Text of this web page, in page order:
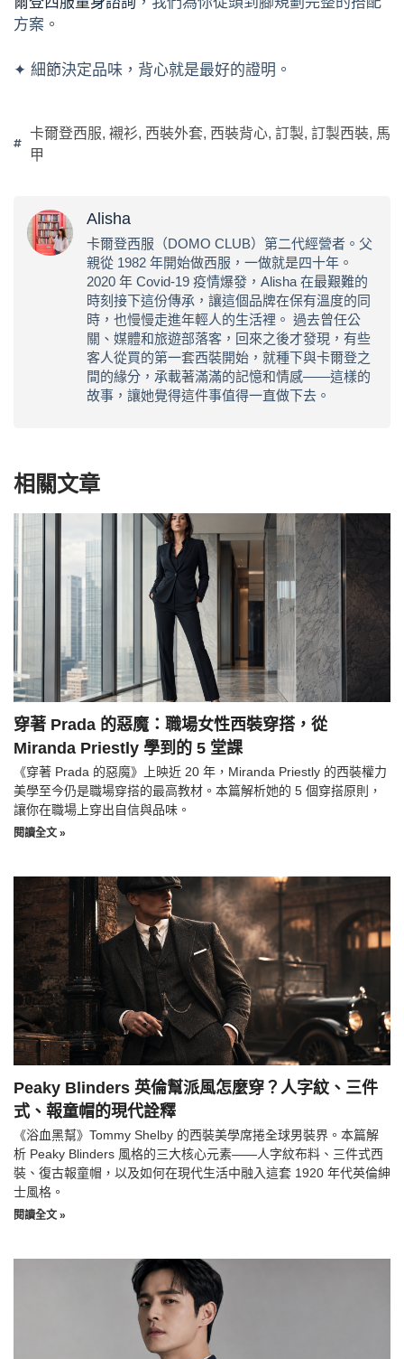
方案。
✦ 細節決定品味，背心就是最好的證明。
卡爾登西服, 襯衫, 西裝外套, 西裝背心, 訂製, 訂製西裝, 馬
甲
Alisha
卡爾登西服（DOMO CLUB）第二代經營者。父
親從 1982 年開始做西服，一做就是四十年。
2020 年 Covid-19 疫情爆發，Alisha 在最艱難的
時刻接下這份傳承，讓這個品牌在保有溫度的同
時，也慢慢走進年輕人的生活裡。 過去曾任公
關、媒體和旅遊部落客，回來之後才發現，有些
客人從買的第一套西裝開始，就種下與卡爾登之
間的緣分，承載著滿滿的記憶和情感——這樣的
故事，讓她覺得這件事值得一直做下去。
相關文章
穿著 Prada 的惡魔：職場女性西裝穿搭，從
Miranda Priestly 學到的 5 堂課
《穿著 Prada 的惡魔》上映近 20 年，Miranda Priestly 的西裝權力
美學至今仍是職場穿搭的最高教材。本篇解析她的 5 個穿搭原則，
讓你在職場上穿出自信與品味。
閱讀全文 »
Peaky Blinders 英倫幫派風怎麼穿？人字紋、三件
式、報童帽的現代詮釋
《浴血黑幫》Tommy Shelby 的西裝美學席捲全球男裝界。本篇解
析 Peaky Blinders 風格的三大核心元素——人字紋布料、三件式西
裝、復古報童帽，以及如何在現代生活中融入這套 1920 年代英倫紳
士風格。
閱讀全文 »